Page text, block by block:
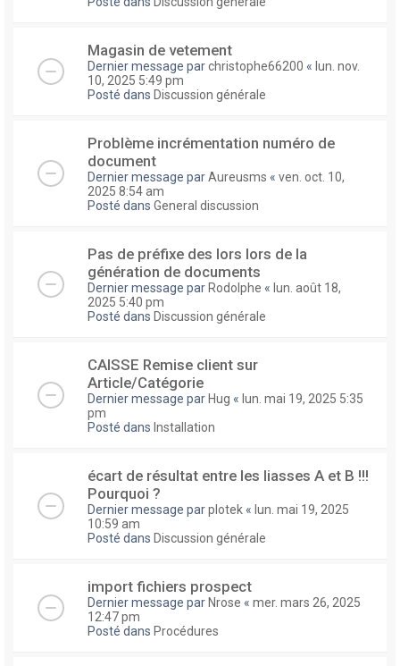
Magasin de vetement
Dernier message parchristophe66200 « lun. nov.
10, 2025 5:49 pm
Posté dans Discussion générale
Problème incrémentation numéro de
document
Dernier message parAureusms « ven. oct. 10,
2025 8:54 am
Posté dans General discussion
Pas de préfixe des lors lors de la
génération de documents
Dernier message par Rodolphe « lun. août 18,
2025 5:40 pm
Posté dans Discussion générale
CAISSE Remise client sur
Article/Catégorie
Dernier message par Hug « lun. mai 19, 2025 5:35
pm
Posté dans Installation
écart de résultat entre les liasses A et B !!!
Pourquoi ?
Dernier message parplotek « lun. mai 19, 2025
10:59 am
Posté dans Discussion générale
import fichiers prospect
Dernier message par Nrose « mer. mars 26, 2025
12:47 pm
Posté dans Procédures